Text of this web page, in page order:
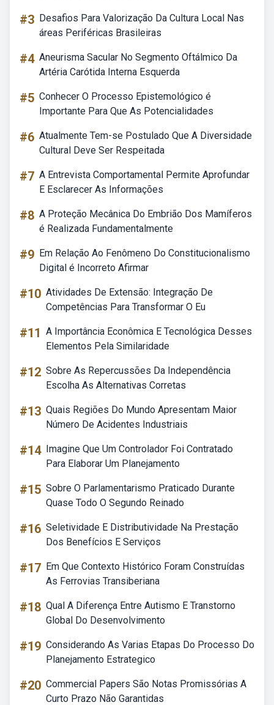
#3 Desafios Para Valorização Da Cultura Local Nas
áreas Periféricas Brasileiras
#4 Aneurisma Sacular No Segmento Oftálmico Da
Artéria Carótida Interna Esquerda
#5 Conhecer O Processo Epistemológico é
Importante Para Que As Potencialidades
#6 Atualmente Tem-se Postulado Que A Diversidade
Cultural Deve Ser Respeitada
#7 A Entrevista Comportamental Permite Aprofundar
E Esclarecer As Informações
#8 A Proteção Mecânica Do Embrião Dos Mamíferos
é Realizada Fundamentalmente
#9 Em Relação Ao Fenômeno Do Constitucionalismo
Digital é Incorreto Afirmar
#10 Atividades De Extensão: Integração De
Competências Para Transformar O Eu
#11 A Importância Econômica E Tecnológica Desses
Elementos Pela Similaridade
#12 Sobre As Repercussões Da Independência
Escolha As Alternativas Corretas
#13 Quais Regiões Do Mundo Apresentam Maior
Número De Acidentes Industriais
#14 Imagine Que Um Controlador Foi Contratado
Para Elaborar Um Planejamento
#15 Sobre O Parlamentarismo Praticado Durante
Quase Todo O Segundo Reinado
#16 Seletividade E Distributividade Na Prestação
Dos Benefícios E Serviços
#17 Em Que Contexto Histórico Foram Construídas
As Ferrovias Transiberiana
#18 Qual A Diferença Entre Autismo E Transtorno
Global Do Desenvolvimento
#19 Considerando As Varias Etapas Do Processo Do
Planejamento Estrategico
#20 Commercial Papers São Notas Promissórias A
Curto Prazo Não Garantidas